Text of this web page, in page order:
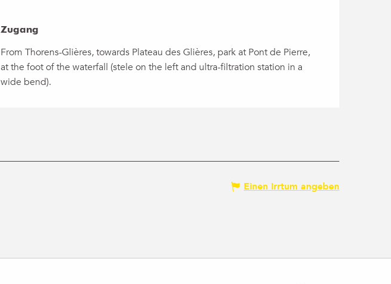
Zugang
Zugang
From Thorens-Glières, towards Plateau des Glières, park at Pont de Pierre,
at the foot of the waterfall (stele on the left and ultra-filtration station in a
wide bend).
Einen Irrtum angeben